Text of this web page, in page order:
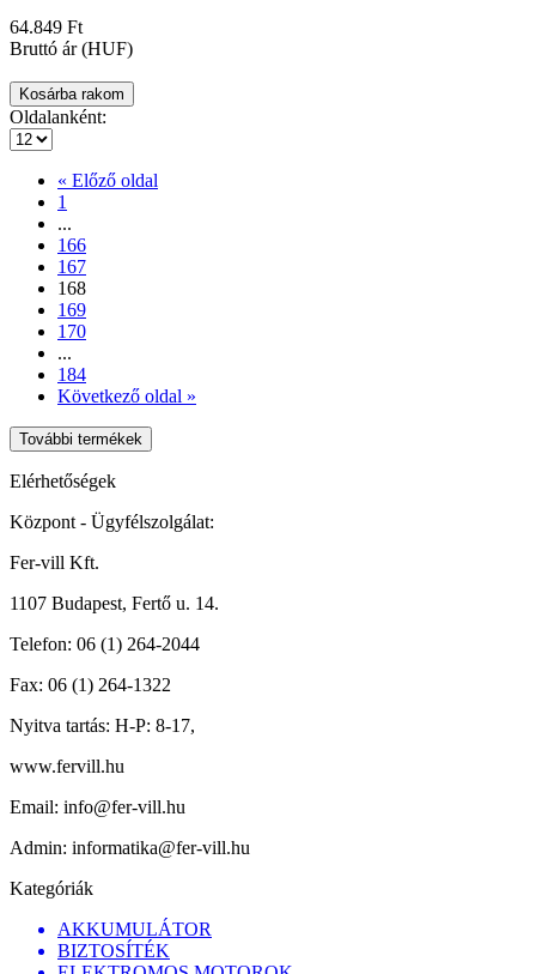
64.849 Ft
Bruttó ár (HUF)
Oldalanként:
« Előző oldal
1
...
166
167
168
169
170
...
184
Következő oldal »
További termékek
Elérhetőségek
Központ - Ügyfélszolgálat:
Fer-vill Kft.
1107 Budapest, Fertő u. 14.
Telefon: 06 (1) 264-2044
Fax: 06 (1) 264-1322
Nyitva tartás: H-P: 8-17,
www.fervill.hu
Email: info@fer-vill.hu
Admin: informatika@fer-vill.hu
Kategóriák
AKKUMULÁTOR
BIZTOSÍTÉK